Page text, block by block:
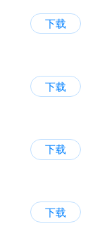
下载
下载
下载
下载